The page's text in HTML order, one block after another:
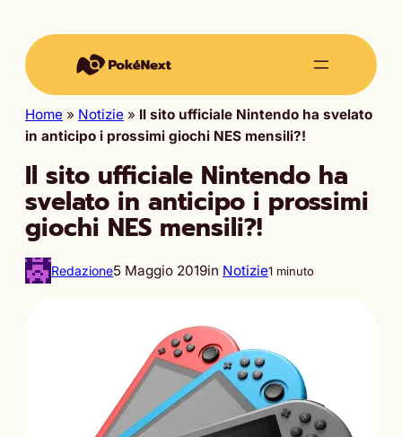
Home » Notizie » Il sito ufficiale Nintendo ha svelato
in anticipo i prossimi giochi NES mensili?!
Il sito ufficiale Nintendo ha
svelato in anticipo i prossimi
giochi NES mensili?!
Redazione5 Maggio 2019in Notizie1 minuto